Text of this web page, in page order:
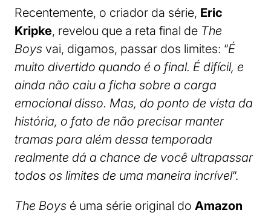
Recentemente, o criador da série, Eric
Kripke, revelou que a reta final de The
Boys vai, digamos, passar dos limites: “É
muito divertido quando é o final. É difícil, e
ainda não caiu a ficha sobre a carga
emocional disso. Mas, do ponto de vista da
história, o fato de não precisar manter
tramas para além dessa temporada
realmente dá a chance de você ultrapassar
todos os limites de uma maneira incrível“.
The Boys é uma série original do Amazon